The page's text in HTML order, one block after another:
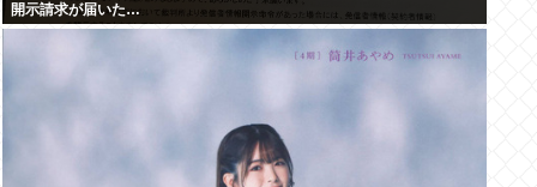
開示請求が届いた…